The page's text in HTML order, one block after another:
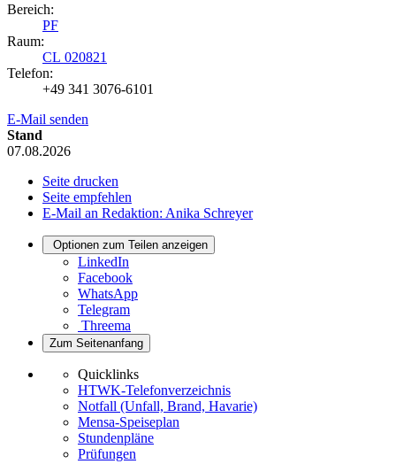
Bereich:
PF
Raum:
CL 020821
Telefon:
+49 341 3076-6101
E-Mail senden
Stand
07.08.2026
Seite drucken
Seite empfehlen
E-Mail an Redaktion: Anika Schreyer
Optionen zum Teilen anzeigen
LinkedIn
Facebook
WhatsApp
Telegram
Threema
Zum Seitenanfang
Quicklinks
HTWK-Telefonverzeichnis
Notfall (Unfall, Brand, Havarie)
Mensa-Speiseplan
Stundenpläne
Prüfungen